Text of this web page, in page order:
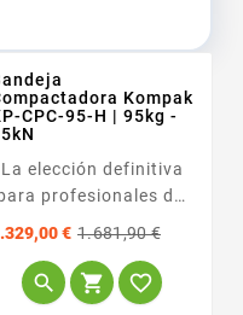
Kompak
CPC-95-H | 95kg -
La elección definitiva
profesionales del
y reparaciones
asfálticas. Al incluir de
serie el tanque de
agua, este modelo
€ 1.681,90 €
  